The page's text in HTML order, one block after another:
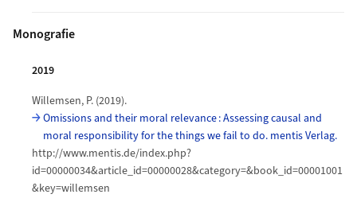
Monografie
2019
Willemsen, P. (2019).
Omissions and their moral relevance : Assessing causal and
moral responsibility for the things we fail to do. mentis Verlag.
http://www.mentis.de/index.php?
id=00000034&article_id=00000028&category=&book_id=00001001
&key=willemsen